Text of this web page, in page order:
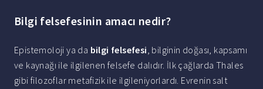
Bilgi felsefesinin amacı nedir?
Epistemoloji ya da bilgi felsefesi, bilginin doğası, kapsamı
ve kaynağı ile ilgilenen felsefe dalıdır. İlk çağlarda Thales
gibi filozoflar metafizik ile ilgileniyorlardı. Evrenin salt